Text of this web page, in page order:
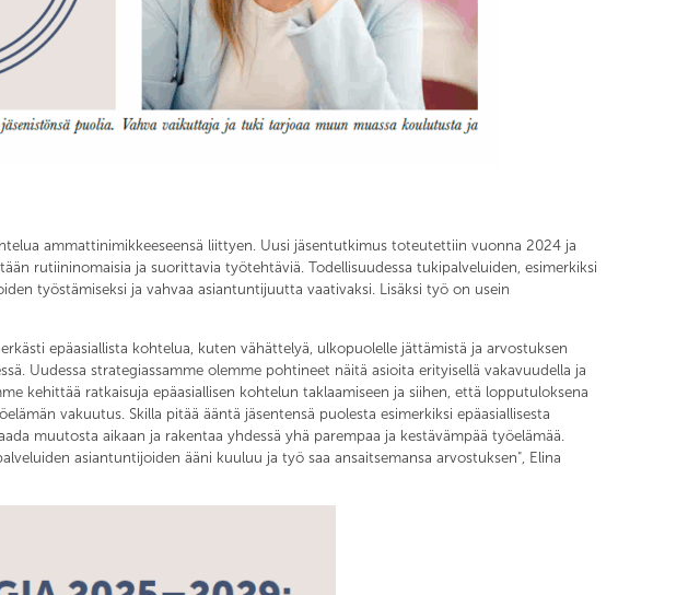
ammattinimikkeeseensä liittyen. Uusi jäsentutkimus toteutettiin vuonna 2024 ja
rutiininomaisia ja suorittavia työtehtäviä. Todellisuudessa tukipalveluiden, esimerkiksi
työstämiseksi ja vahvaa asiantuntijuutta vaativaksi. Lisäksi työ on usein
epäasiallista kohtelua, kuten vähättelyä, ulkopuolelle jättämistä ja arvostuksen
Uudessa strategiassamme olemme pohtineet näitä asioita erityisellä vakavuudella ja
kehittää ratkaisuja epäasiallisen kohtelun taklaamiseen ja siihen, että lopputuloksena
vakuutus. Skilla pitää ääntä jäsentensä puolesta esimerkiksi epäasiallisesta
muutosta aikaan ja rakentaa yhdessä yhä parempaa ja kestävämpää työelämää.
asiantuntijoiden ääni kuuluu ja työ saa ansaitsemansa arvostuksen", Elina